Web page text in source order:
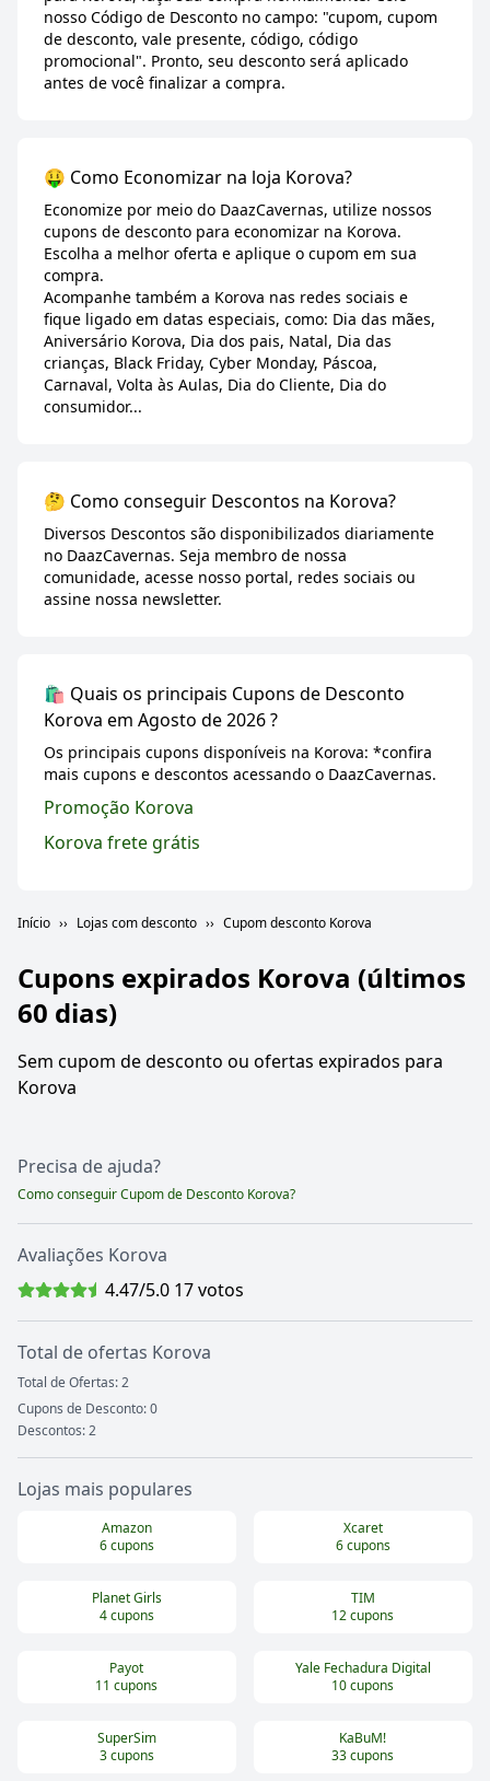
nosso Código de Desconto no campo: "cupom, cupom
de desconto, vale presente, código, código
promocional". Pronto, seu desconto será aplicado
antes de você finalizar a compra.
🤑 Como Economizar na loja Korova?
Economize por meio do DaazCavernas, utilize nossos
cupons de desconto para economizar na Korova.
Escolha a melhor oferta e aplique o cupom em sua
compra.
Acompanhe também a Korova nas redes sociais e
fique ligado em datas especiais, como: Dia das mães,
Aniversário Korova, Dia dos pais, Natal, Dia das
crianças, Black Friday, Cyber Monday, Páscoa,
Carnaval, Volta às Aulas, Dia do Cliente, Dia do
consumidor...
🤔 Como conseguir Descontos na Korova?
Diversos Descontos são disponibilizados diariamente
no DaazCavernas. Seja membro de nossa
comunidade, acesse nosso portal, redes sociais ou
assine nossa newsletter.
🛍️ Quais os principais Cupons de Desconto
Korova em Agosto de 2026 ?
Os principais cupons disponíveis na Korova: *confira
mais cupons e descontos acessando o DaazCavernas.
Promoção Korova
Korova frete grátis
Início Lojas com desconto Cupom desconto Korova
Cupons expirados Korova (últimos
60 dias)
Sem cupom de desconto ou ofertas expirados para
Korova
Precisa de ajuda?
Como conseguir Cupom de Desconto Korova?
Avaliações Korova
4.47/5.0 17votos
Total de ofertas Korova
Total de Ofertas:2
Cupons de Desconto:0
Descontos:2
Lojas mais populares
Amazon
6cupons
Xcaret
6cupons
Planet Girls
4cupons
TIM
12cupons
Payot
11 cupons
Yale Fechadura Digital
10cupons
SuperSim
3cupons
KaBuM!
33cupons